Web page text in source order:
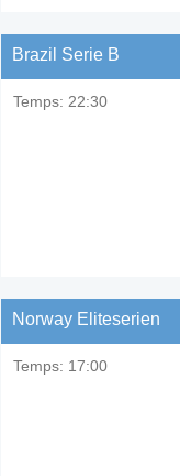
Brazil Serie B
Temps: 22:30
Norway Eliteserien
Temps: 17:00